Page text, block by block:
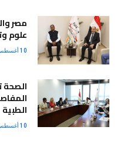
مصر
علوم
10 أغسطس، 2026
الصحة
الطبية
10 أغسطس، 2026